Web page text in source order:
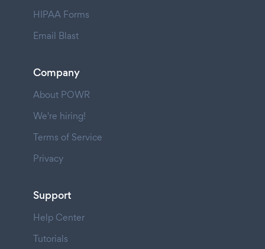
HIPAA Forms
Email Blast
Company
About POWR
We're hiring!
Terms of Service
Privacy
Support
Help Center
Tutorials